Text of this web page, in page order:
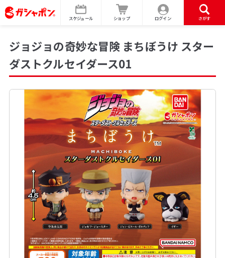
スケジュール ショップ ログイン さがす
ジョジョの奇妙な冒険 まちぼうけ スター
ダストクルセイダース01